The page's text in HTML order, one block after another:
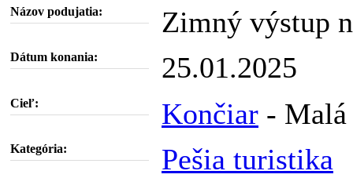
Názov podujatia: Zimný výstup
Dátum konania: 25.01.2025
Cieľ: Končiar - Malá
Kategória: Pešia turistika